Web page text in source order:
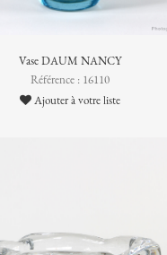
Vase DAUM NANCY
Référence : 16110
Ajouter à votre liste